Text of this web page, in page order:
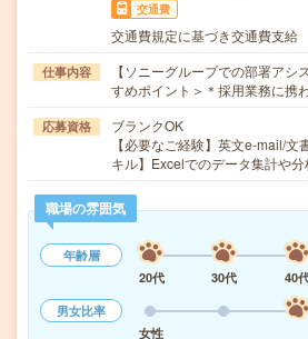
交通費
交通費規定に基づき交通費支給
仕事内容
【ソニーグループでの部署ア
すめポイント＞＊採用業務に携
応募資格
ブランクOK
【必要なご経験】英文e-mail/文
キル】Excelでのデータ集計や
職場の雰囲気
年齢層
20代
30代 40
男女比率
女性